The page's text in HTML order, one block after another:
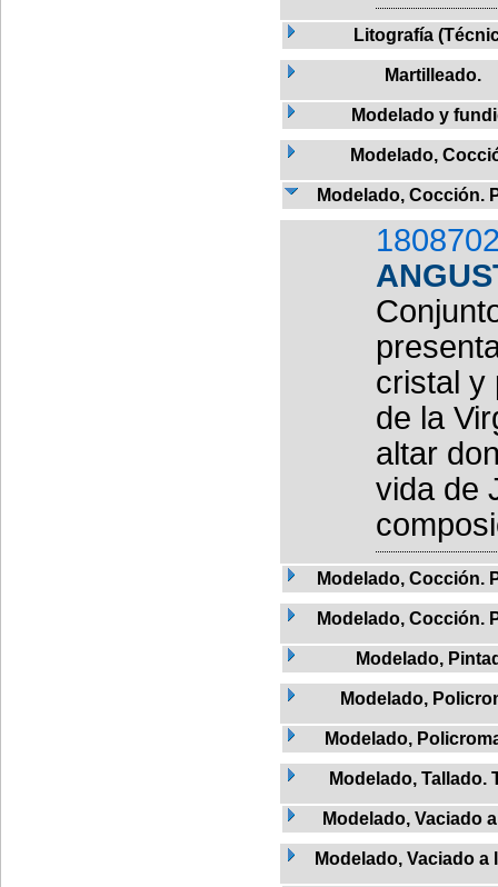
Litografía
Martilleado.
Modelado y
Modelado,
Modelado, Cocción.
cristal y
de la
altar
vida de
Modelado, Cocción.
Modelado, Cocción.
Modelado,
Modelado,
Modelado,
Modelado, Tallado.
Modelado, Vaciado
Modelado, Vaciado